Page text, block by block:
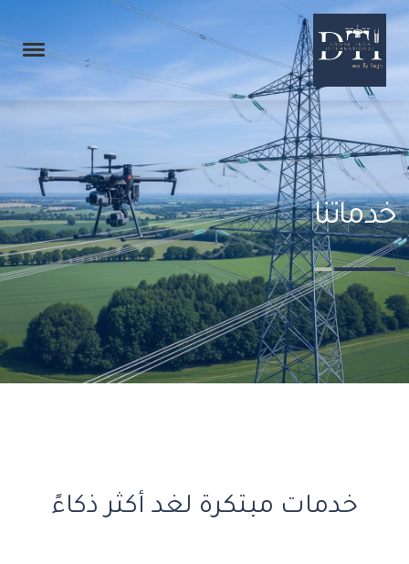
خدماتنا
خدمات مبتكرة لغد أكثر ذكاءً